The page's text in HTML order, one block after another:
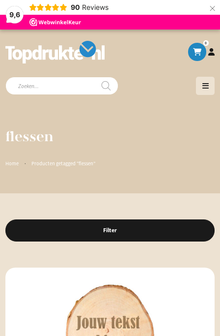
9,6
90 Reviews ×
0
Producten
zoeken
flessen
Home · Producten getagged “flessen”
Filter